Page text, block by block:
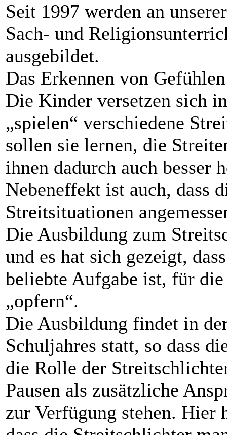
Seit 1997 werden an
Sach- und
ausgebildet.
Das Erkennen von
Die Kinder versetzen sich
„spielen“ verschiedene
sollen sie lernen, die
ihnen dadurch auch besser
Nebeneffekt ist auch, dass
Streitsituationen
Die Ausbildung zum
und es hat sich gezeigt,
beliebte Aufgabe ist, für
„opfern“.
Die Ausbildung findet in
Schuljahres statt, so dass
die Rolle der
Pausen als zusätzliche
zur Verfügung stehen.